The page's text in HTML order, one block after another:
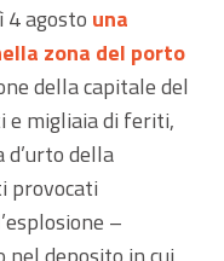
agosto una
zona del porto
della capitale del
e migliaia di feriti,
della
provocati
–